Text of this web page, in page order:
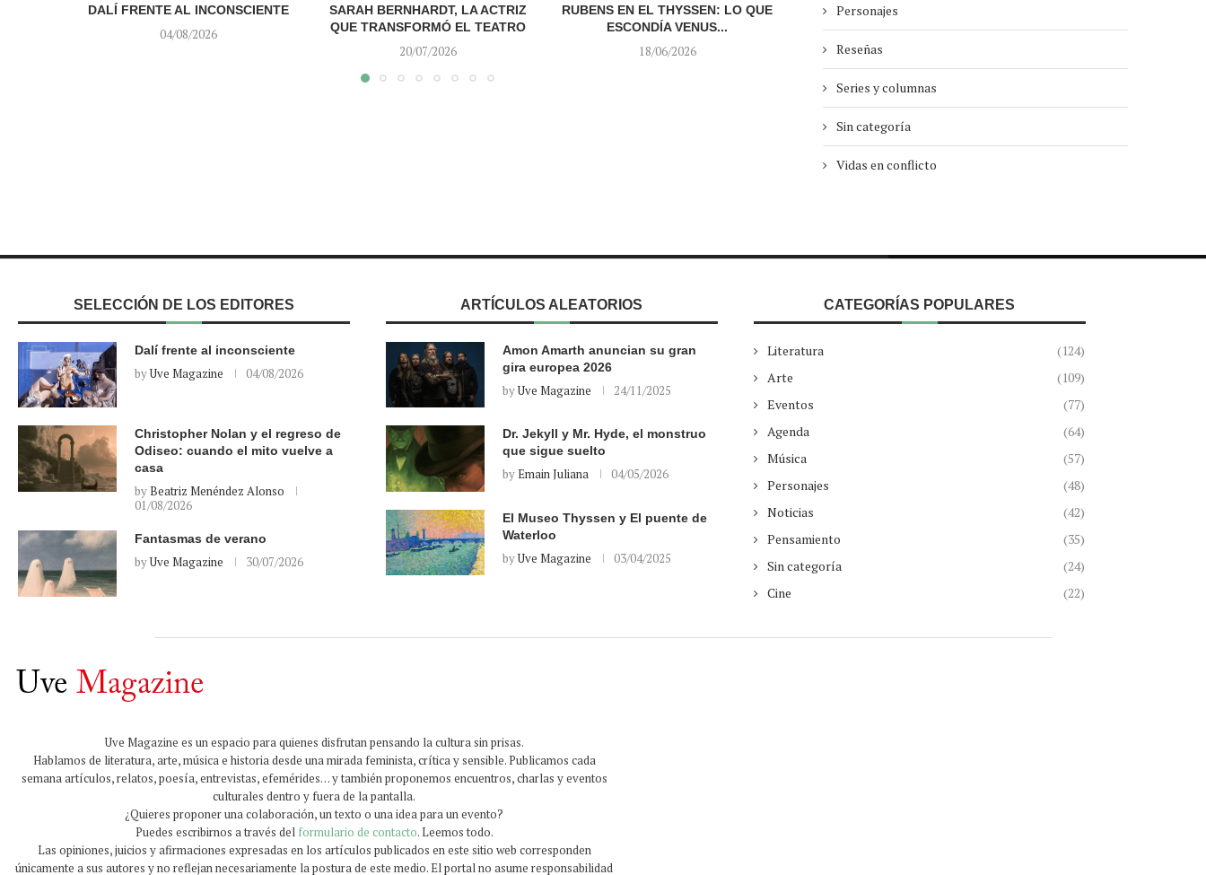
DALÍ FRENTE AL INCONSCIENTE
04/08/2026
SARAH BERNHARDT, LA ACTRIZ
QUE TRANSFORMÓ EL TEATRO
20/07/2026
RUBENS EN EL THYSSEN: LO QUE
ESCONDÍA VENUS...
18/06/2026
JULIAN BARNES, PREMIO
PRINCESA DE ASTURIAS DE LAS...
10/06/2026
QUE DIBUJÓ LAS
Personajes
Reseñas
Series y columnas
Sin categoría
Vidas en conflicto
SELECCIÓN DE LOS EDITORES
Dalí frente al inconsciente
byUve Magazine 04/08/2026
Christopher Nolan y el regreso de
Odiseo: cuando el mito vuelve a
casa
byBeatriz Menéndez Alonso
01/08/2026
Fantasmas de verano
byUve Magazine 30/07/2026
ARTÍCULOS ALEATORIOS
Amon Amarth anuncian su gran
gira europea 2026
byUve Magazine 24/11/2025
Dr. Jekyll y Mr. Hyde, el monstruo
que sigue suelto
byEmain Juliana 04/05/2026
El Museo Thyssen y El puente de
Waterloo
byUve Magazine 03/04/2025
CATEGORÍAS POPULARES
Literatura
(124)
Arte
(109)
Eventos
(77)
Agenda
(64)
Música
(57)
Personajes
(48)
Noticias
(42)
Pensamiento
(35)
Sin categoría
(24)
Cine
(22)
Uve Magazine es un espacio para quienes disfrutan pensando la cultura sin prisas.
Hablamos de literatura, arte, música e historia desde una mirada feminista, crítica y sensible. Publicamos cada
semana artículos, relatos, poesía, entrevistas, efemérides… y también proponemos encuentros, charlas y eventos
culturales dentro y fuera de la pantalla.
¿Quieres proponer una colaboración, un texto o una idea para un evento?
Puedes escribirnos a través del formulario de contacto. Leemos todo.
Las opiniones, juicios y afirmaciones expresadas en los artículos publicados en este sitio web corresponden
únicamente a sus autores y no reflejan necesariamente la postura de este medio. El portal no asume responsabilidad